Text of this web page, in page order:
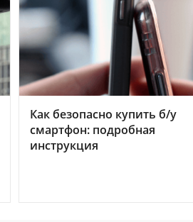
Как безопасно купить б/у
смартфон: подробная
инструкция